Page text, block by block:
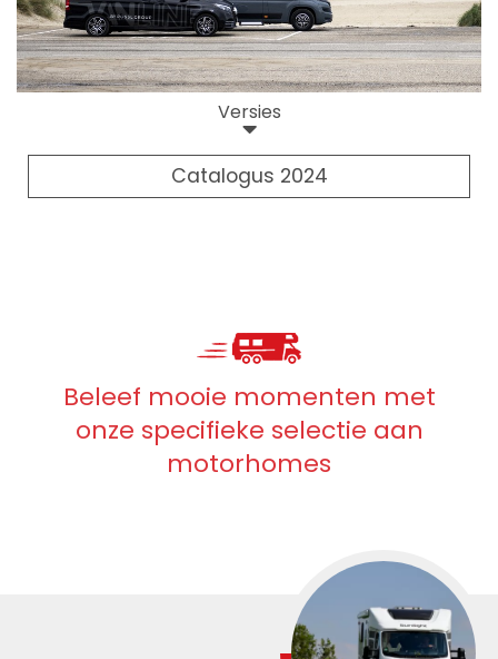
Versies
Catalogus 2024
Beleef mooie momenten met
onze specifieke selectie aan
motorhomes